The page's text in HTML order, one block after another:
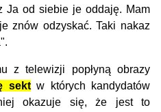
Ja od siebie je oddaję. Mam
znów odzyskać. Taki nakaz
telewizji popłyną obrazy
sektw których kandydatów
okazuje się, że jest to